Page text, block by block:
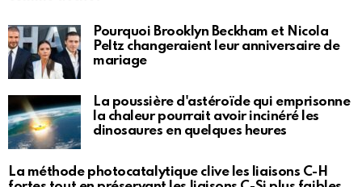
Pourquoi Brooklyn Beckham et Nicola
Peltz changeraient leur anniversaire de
mariage
La poussière d'astéroïde qui emprisonne
la chaleur pourrait avoir incinéré les
dinosaures en quelques heures
La méthode photocatalytique clive les liaisons C-H